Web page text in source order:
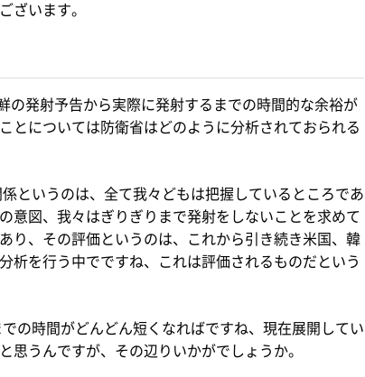
ざいます。
の発射予告から実際に発射するまでの時間的な余裕が
とについては防衛省はどのように分析されておられる
というのは、全て我々どもは把握しているところであ
意図、我々はぎりぎりまで発射をしないことを求めて
り、その評価というのは、これから引き続き米国、韓
析を行う中でですね、これは評価されるものだという
の時間がどんどん短くなればですね、現在展開してい
うんですが、その辺りいかがでしょうか。